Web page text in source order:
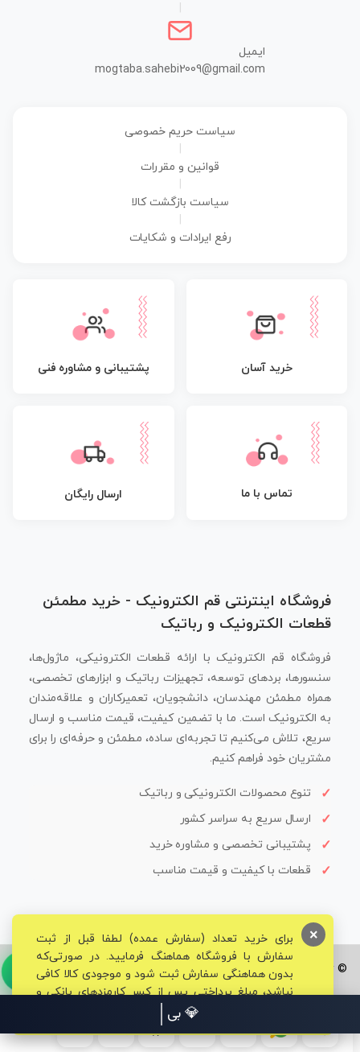
ایمیل
mogtaba.sahebi2009@gmail.com
سیاست حریم خصوصی
قوانین و مقررات
سیاست بازگشت کالا
رفع ایرادات و شکایات
خرید آسان پشتیبانی و مشاوره فنی
تماس با ما ارسال رایگان
فروشگاه اینترنتی قم الکترونیک - خرید مطمئن
قطعات الکترونیک و رباتیک
فروشگاه قم الکترونیک با ارائه قطعات الکترونیکی، ماژول‌ها،
سنسورها، بردهای توسعه، تجهیزات رباتیک و ابزارهای تخصصی،
همراه مطمئن مهندسان، دانشجویان، تعمیرکاران و علاقه‌مندان
به الکترونیک است. ما با تضمین کیفیت، قیمت مناسب و ارسال
سریع، تلاش می‌کنیم تا تجربه‌ای ساده، مطمئن و حرفه‌ای را برای
مشتریان خود فراهم کنیم.
تنوع محصولات الکترونیکی و رباتیک
ارسال سریع به سراسر کشور
پشتیبانی تخصصی و مشاوره خرید
قطعات با کیفیت و قیمت مناسب
© تمامی حقوق برای فروشگاه تخصصی قم الکترونیک محفوظ می‌باشد.
برای خرید تعداد (سفارش عمده) لطفا قبل از ثبت
سفارش با فروشگاه هماهنگ فرمایید. در صورتی‌که
بدون هماهنگی سفارش ثبت شود و موجودی کالا کافی
نباشد، مبلغ پرداختی پس از کسر کارمزدهای بانکی و
مالیاتی به حساب شما بازگشت داده خواهد شد.
×
💎 بیش از 5